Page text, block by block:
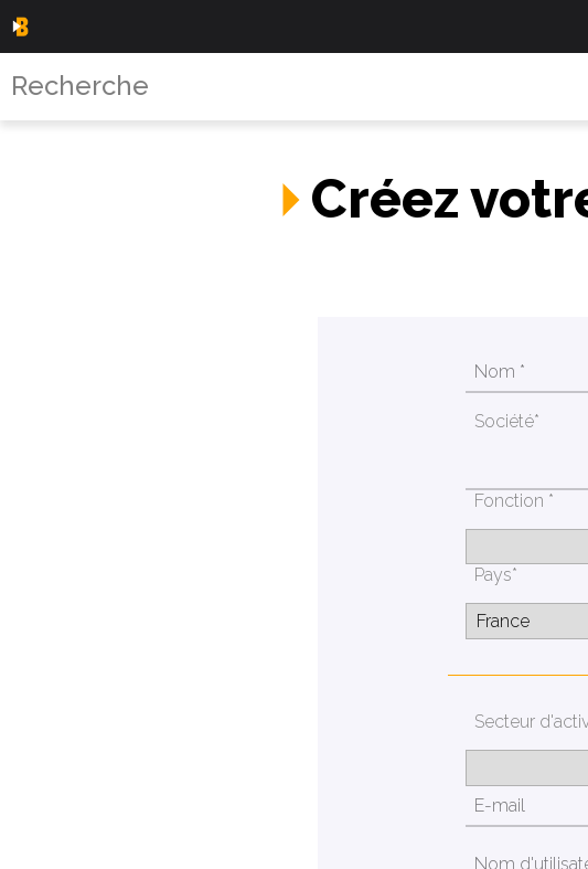
Créez
Société*
Fonction *
Pays*
Secteur